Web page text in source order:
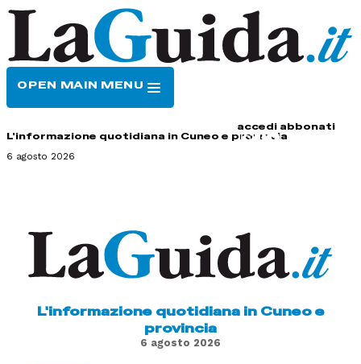
OPEN MAIN MENU
accedi abbonati
L'informazione quotidiana in Cuneo e provincia
6 agosto 2026
L'informazione quotidiana in Cuneo e
provincia
6 agosto 2026